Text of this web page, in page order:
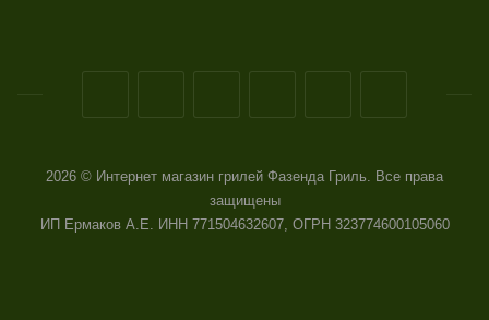
2026 © Интернет магазин грилей Фазенда Гриль. Все права
защищены
ИП Ермаков А.Е. ИНН 771504632607, ОГРН 323774600105060